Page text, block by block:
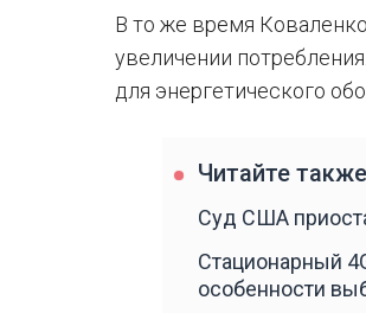
В то же время
увеличении
для энергетического
Читайте также
Суд США
Стационарный
особенности